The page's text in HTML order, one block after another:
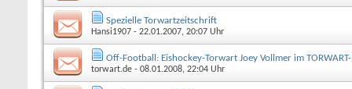
Spezielle Torwartzeitschrift
Hansi1907 - 22.01.2007, 20:07 Uhr
Off-Football: Eishockey-Torwart Joey Vollmer im
torwart.de - 08.01.2008, 22:04 Uhr